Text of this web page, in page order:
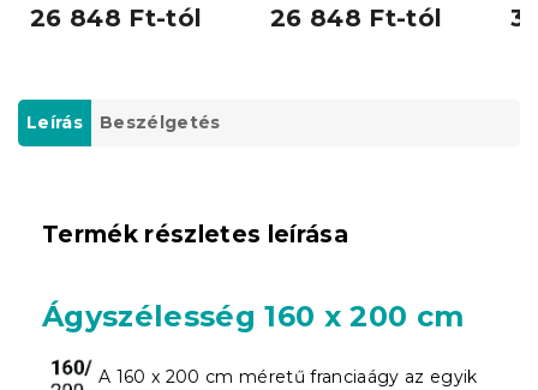
26 848 Ft-tól 26 848 Ft-tól
Leírás Beszélgetés
Termék részletes leírása
Ágyszélesség 160 x 200 cm
A 160 x 200 cm méretű franciaágy az egyik